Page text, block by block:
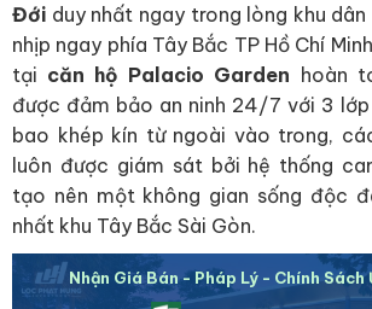
Đới duy nhất ngay trong lòng khu
nhịp ngay phía Tây Bắc TP Hồ Chí
tại căn hộ Palacio Garden hoàn
được đảm bảo an ninh 24/7 với 3
bao khép kín từ ngoài vào trong,
luôn được giám sát bởi hệ thống
tạo nên một không gian sống độc
nhất khu Tây Bắc Sài Gòn.
Nhận Giá Bán - Pháp Lý - Chính Sách